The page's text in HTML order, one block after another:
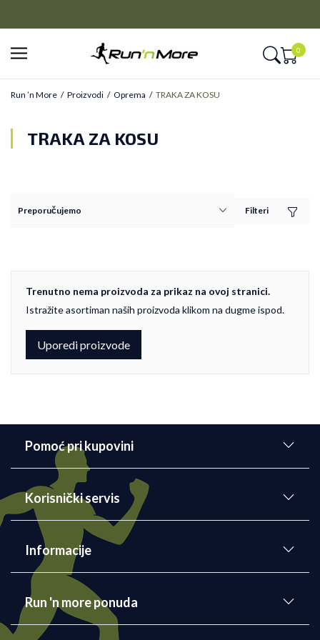
0
Run ’n More Proizvodi Oprema TRAKA ZA KOSU
TRAKA ZA KOSU
Filteri
Trenutno nema proizvoda za prikaz na ovoj stranici.
Istražite asortiman naših proizvoda klikom na dugme ispod.
Uporedi proizvode
Pomoć pri kupovini
Korisnički servis
Informacije
Run 'n more ponuda